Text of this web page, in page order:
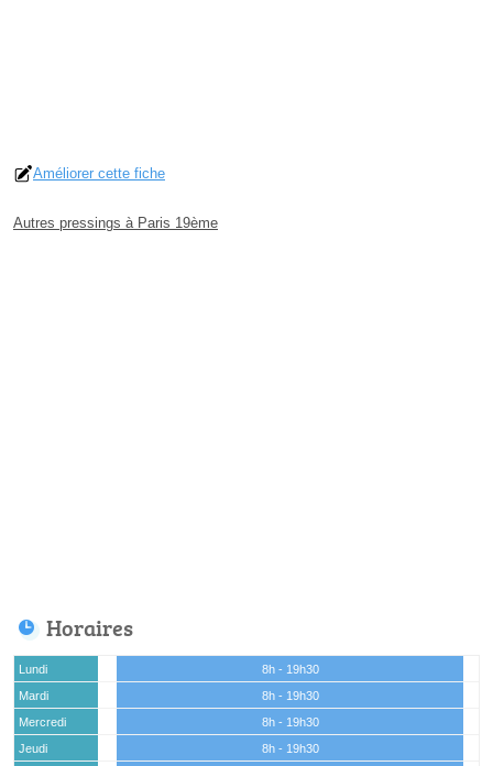
Améliorer cette fiche
Autres pressings à Paris 19ème
Horaires
Lundi
8h - 19h30
Mardi
8h - 19h30
Mercredi
8h - 19h30
Jeudi
8h - 19h30